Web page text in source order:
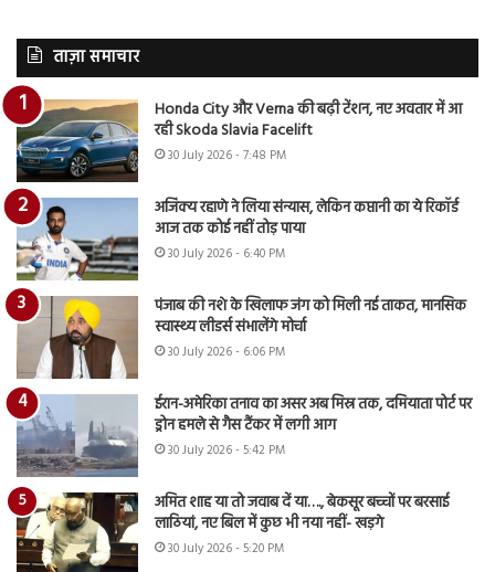
ताज़ा समाचार
Honda City और Verna की बढ़ी टेंशन, नए अवतार में आ
रही Skoda Slavia Facelift
30 July 2026 - 7:48 PM
अजिंक्य रहाणे ने लिया संन्यास, लेकिन कप्तानी का ये रिकॉर्ड
आज तक कोई नहीं तोड़ पाया
30 July 2026 - 6:40 PM
पंजाब की नशे के खिलाफ जंग को मिली नई ताकत, मानसिक
स्वास्थ्य लीडर्स संभालेंगे मोर्चा
30 July 2026 - 6:06 PM
ईरान-अमेरिका तनाव का असर अब मिस्र तक, दमियाता पोर्ट पर
ड्रोन हमले से गैस टैंकर में लगी आग
30 July 2026 - 5:42 PM
अमित शाह या तो जवाब दें या…., बेकसूर बच्चों पर बरसाई
लाठियां, नए बिल में कुछ भी नया नहीं- खड़गे
30 July 2026 - 5:20 PM